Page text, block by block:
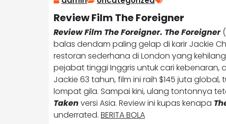
Review Film The Foreigner
Review Film The Foreigner. The Foreigner
balas dendam paling gelap di karir Jackie
restoran sederhana di London yang
pejabat tinggi Inggris untuk cari kebenaran,
Jackie 63 tahun, film ini raih $145 juta
lompat gila. Sampai kini, ulang tontonnya
Taken versi Asia. Review ini kupas kenapa
underrated. BERITA BOLA